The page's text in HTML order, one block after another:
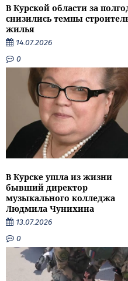
В Курской области за
снизились темпы
жилья
14.07.2026
0
В Курске ушла из жизни
бывший директор
музыкального колледжа
Людмила Чунихина
13.07.2026
0